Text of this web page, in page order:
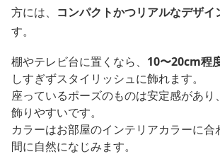
方には、 コンパクトかつリアルなデザイ
す。
棚やテレビ台に置くなら、 10〜20cm程
しすぎずスタイリッシュに飾れます。
座っているポーズのものは安定感があり
飾りやすいです。
カラーはお部屋のインテリアカラーに合
間に自然になじみます。